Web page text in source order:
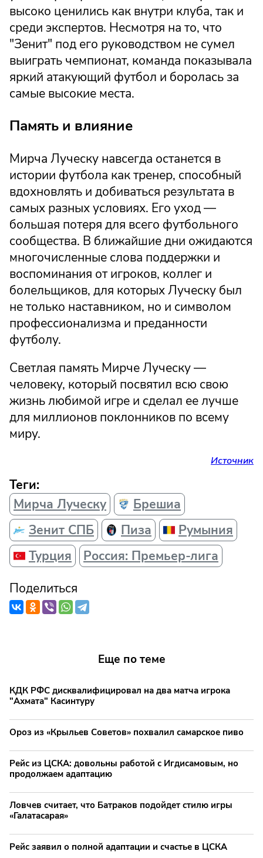
высоко ценились как внутри клуба, так и
среди экспертов. Несмотря на то, что
"Зенит" под его руководством не сумел
выиграть чемпионат, команда показывала
яркий атакующий футбол и боролась за
самые высокие места.
Память и влияние
Мирча Луческу навсегда останется в
истории футбола как тренер, способный
вдохновлять и добиваться результата в
самых разных условиях. Его уход —
большая потеря для всего футбольного
сообщества. В ближайшие дни ожидаются
многочисленные слова поддержки и
воспоминания от игроков, коллег и
болельщиков, для которых Луческу был
не только наставником, но и символом
профессионализма и преданности
футболу.
Светлая память Мирче Луческу —
человеку, который посвятил всю свою
жизнь любимой игре и сделал ее лучше
для миллионов поклонников по всему
миру.
Источник
Теги:
Мирча Луческу
Брешиа
Зенит СПБ
Пиза
Румыния
Турция
Россия: Премьер-лига
Поделиться
Еще по теме
КДК РФС дисквалифицировал на два матча игрока
"Ахмата" Касинтуру
Ороз из «Крыльев Советов» похвалил самарское пиво
Рейс из ЦСКА: довольны работой с Игдисамовым, но
продолжаем адаптацию
Ловчев считает, что Батраков подойдет стилю игры
«Галатасарая»
Рейс заявил о полной адаптации и счастье в ЦСКА